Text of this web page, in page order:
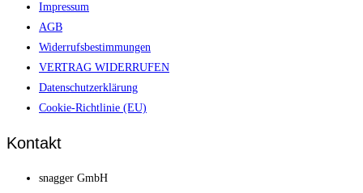
Impressum
AGB
Widerrufsbestimmungen
VERTRAG WIDERRUFEN
Datenschutzerklärung
Cookie-Richtlinie (EU)
Kontakt
snagger GmbH